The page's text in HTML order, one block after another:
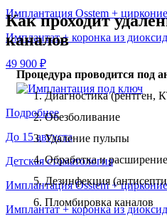
Имплантация Osstem +
Имплантат + коронка из
49 900 ₽
Подробнее
До 15 августа
Детская стоматология
Имплантация Osstem +
Имплантат + коронка из
Как проходит
каналов
Процедура проводится под
Диагностика (рентген,
Обезболивание
Удаление пульпы
Обработка и
Дезинфекция
Пломбировка каналов